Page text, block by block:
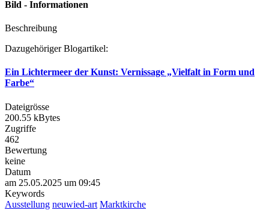
Bild - Informationen
Beschreibung
Dazugehöriger Blogartikel:
Ein Lichtermeer der Kunst: Vernissage „Vielfalt in Form und
Farbe“
Dateigrösse
200.55 kBytes
Zugriffe
462
Bewertung
keine
Datum
am 25.05.2025 um 09:45
Keywords
Ausstellung neuwied-art Marktkirche